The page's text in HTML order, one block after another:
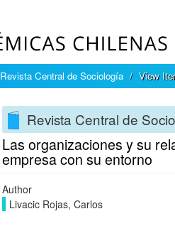
Revista Central de Sociología View
Revista Central de
Las organizaciones y su
empresa con su entorno
Author
Livacic Rojas, Carlos